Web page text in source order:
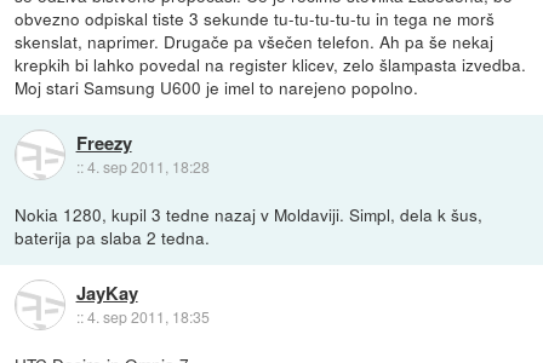
obvezno odpiskal tiste 3 sekunde tu-tu-tu-tu-tu in tega ne morš
skenslat, naprimer. Drugače pa všečen telefon. Ah pa še nekaj
krepkih bi lahko povedal na register klicev, zelo šlampasta izvedba.
Moj stari Samsung U600 je imel to narejeno popolno.
Freezy
::4. sep 2011, 18:28
Nokia 1280, kupil 3 tedne nazaj v Moldaviji. Simpl, dela k šus,
baterija pa slaba 2 tedna.
JayKay
::4. sep 2011, 18:35